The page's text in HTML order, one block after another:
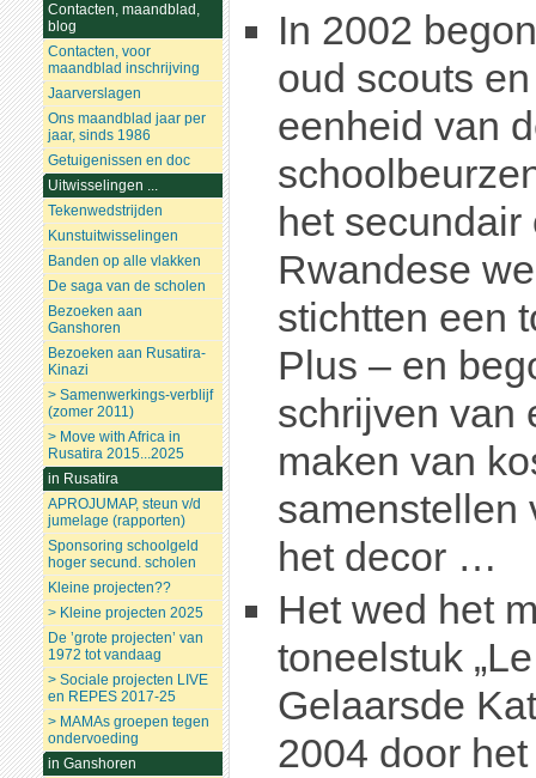
In 2002
oud scouts
eenheid van
het
Rwandese
stichtten een
Plus – en
schrijven van
maken van
samenstellen
het decor …
Het wed het
toneelstuk
Gelaarsde
2004 door
Contacten, maandblad,
blog
Contacten, voor
maandblad inschrijving
Jaarverslagen
Ons maandblad jaar per
jaar, sinds 1986
Getuigenissen en doc
Uitwisselingen ...
Tekenwedstrijden
Kunstuitwisselingen
Banden op alle vlakken
De saga van de scholen
Bezoeken aan
Ganshoren
Bezoeken aan Rusatira-
Kinazi
> Samenwerkings-verblijf
(zomer 2011)
> Move with Africa in
Rusatira 2015...2025
in Rusatira
APROJUMAP, steun v/d
jumelage (rapporten)
Sponsoring schoolgeld
hoger secund. scholen
Kleine projecten??
> Kleine projecten 2025
De ’grote projecten’ van
1972 tot vandaag
> Sociale projecten LIVE
en REPES 2017-25
> MAMAs groepen tegen
ondervoeding
in Ganshoren